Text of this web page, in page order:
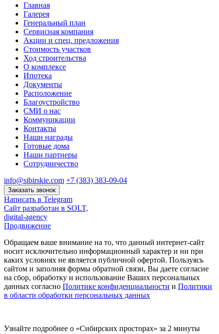
Главная
Галерея
Генеральный план
Сервисная компания
Акции и спец. предложения
Стоимость участков
Ход строительства
О комплексе
Ипотека
Документы
Расположение
Благоустройство
СМИ о нас
Коммуникации
Контакты
Наши награды
Готовые дома
Наши партнеры
Сотрудничество
info@sibirskie.com +7 (383) 383-09-04
Заказать звонок
Написать в Telegram
Сайт разработан в SOLT,
digital-agency
Продвижение
Обращаем ваше внимание на то, что данный интернет-сайт
носит исключительно информационный характер и ни при
каких условиях не является публичной офертой. Пользуясь
сайтом и заполняя формы обратной связи, Вы даете согласие
на сбор, обработку и использование Ваших персональных
данных согласно Политике конфиденциальности и Политики
в области обработки персональных данных
Узнайте подробнее о «Сибирских просторах» за 2 минуты